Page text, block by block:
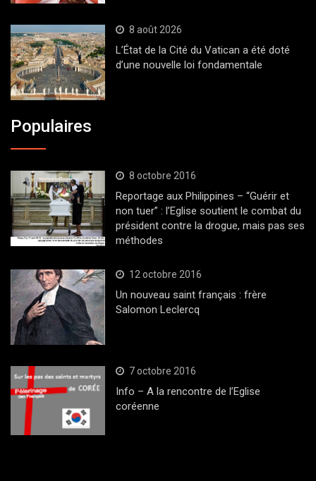
8 août 2026
L’État de la Cité du Vatican a été doté
d’une nouvelle loi fondamentale
Populaires
8 octobre 2016
Reportage aux Philippines – “Guérir et
non tuer” : l’Eglise soutient le combat du
président contre la drogue, mais pas ses
méthodes
12 octobre 2016
Un nouveau saint français : frère
Salomon Leclercq
7 octobre 2016
Info – A la rencontre de l’Eglise
coréenne